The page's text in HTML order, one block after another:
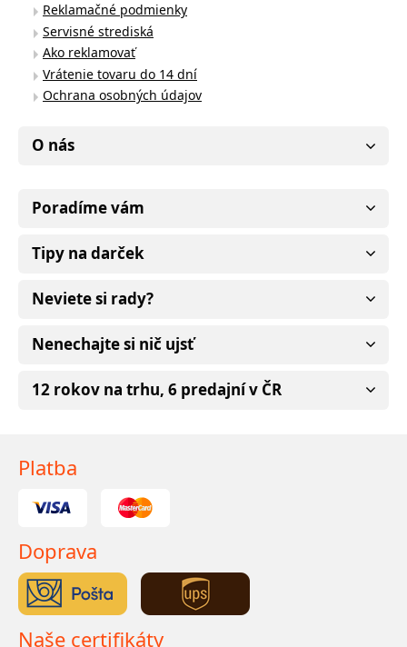
Reklamačné podmienky
Servisné strediská
Ako reklamovať
Vrátenie tovaru do 14 dní
Ochrana osobných údajov
O nás
Poradíme vám
Tipy na darček
Neviete si rady?
Nenechajte si nič ujsť
12 rokov na trhu, 6 predajní v ČR
Platba
Doprava
Naše certifikáty